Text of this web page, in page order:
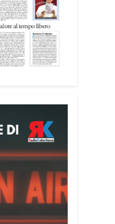
dedicata
ai danni
più fragili.
contro le truffe,